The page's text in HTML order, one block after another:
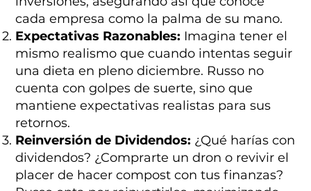
cada empresa como la palma de su mano.
Expectativas Razonables: Imagina tener el
mismo realismo que cuando intentas seguir
una dieta en pleno diciembre. Russo no
cuenta con golpes de suerte, sino que
mantiene expectativas realistas para sus
retornos.
Reinversión de Dividendos: ¿Qué harías con
dividendos? ¿Comprarte un dron o revivir el
placer de hacer compost con tus finanzas?